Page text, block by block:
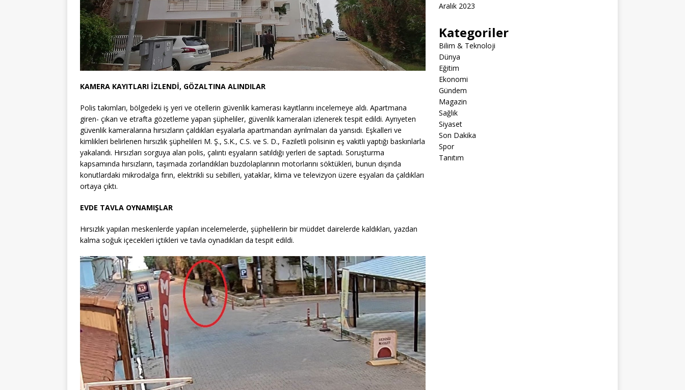
KAMERA KAYITLARI İZLENDİ, GÖZALTINA ALINDILAR
Polis takımları, bölgedeki iş yeri ve otellerin güvenlik kamerası kayıtlarını incelemeye aldı. Apartmana
giren- çıkan ve etrafta gözetleme yapan şüpheliler, güvenlik kameraları izlenerek tespit edildi. Ayrıyeten
güvenlik kameralarına hırsızların çaldıkları eşyalarla apartmandan ayrılmaları da yansıdı. Eşkalleri ve
kimlikleri belirlenen hırsızlık şüphelileri M. Ş., S.K., C.S. ve S. D., Faziletli polisinin eş vakitli yaptığı baskınlarla
yakalandı. Hırsızları sorguya alan polis, çalıntı eşyaların satıldığı yerleri de saptadı. Soruşturma
kapsamında hırsızların, taşımada zorlandıkları buzdolaplarının motorlarını söktükleri, bunun dışında
konutlardaki mikrodalga fırın, elektrikli su sebilleri, yataklar, klima ve televizyon üzere eşyaları da çaldıkları
ortaya çıktı.
EVDE TAVLA OYNAMIŞLAR
Hırsızlık yapılan meskenlerde yapılan incelemelerde, şüphelilerin bir müddet dairelerde kaldıkları, yazdan
kalma soğuk içecekleri içtikleri ve tavla oynadıkları da tespit edildi.
Aralık 2023
Kategoriler
Bilim & Teknoloji
Dünya
Eğitim
Ekonomi
Gündem
Magazin
Sağlık
Siyaset
Son Dakika
Spor
Tanıtım